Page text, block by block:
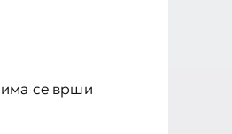
се врши